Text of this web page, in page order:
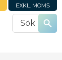
EXKL. MOMS